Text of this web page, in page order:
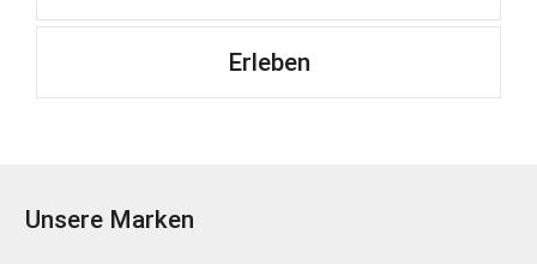
Erleben
Unsere Marken